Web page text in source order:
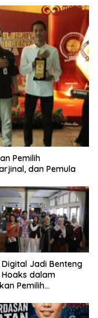
Pemilih
dan Pemula
Jadi Benteng
dalam
Pemilih